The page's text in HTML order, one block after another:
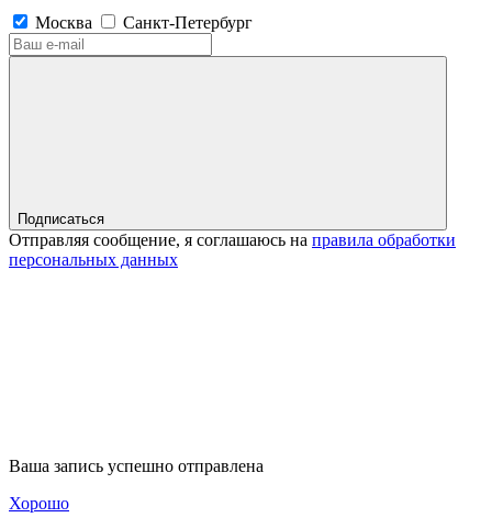
Москва Санкт-Петербург
Подписаться
Отправляя сообщение, я соглашаюсь на правила обработки
персональных данных
Ваша запись успешно отправлена
Хорошо